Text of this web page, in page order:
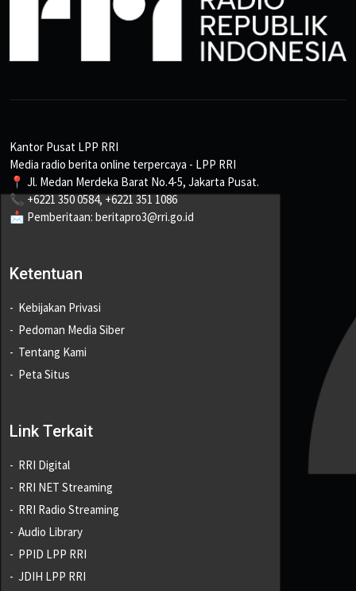
Kantor Pusat LPP RRI
Media radio berita online terpercaya - LPP RRI
📍 Jl. Medan Merdeka Barat No.4-5, Jakarta Pusat.
📞 +6221 350 0584, +6221 351 1086
📩 Pemberitaan: beritapro3@rri.go.id
Ketentuan
Kebijakan Privasi
Pedoman Media Siber
Tentang Kami
Peta Situs
Link Terkait
RRI Digital
RRI NET Streaming
RRI Radio Streaming
Audio Library
PPID LPP RRI
JDIH LPP RRI